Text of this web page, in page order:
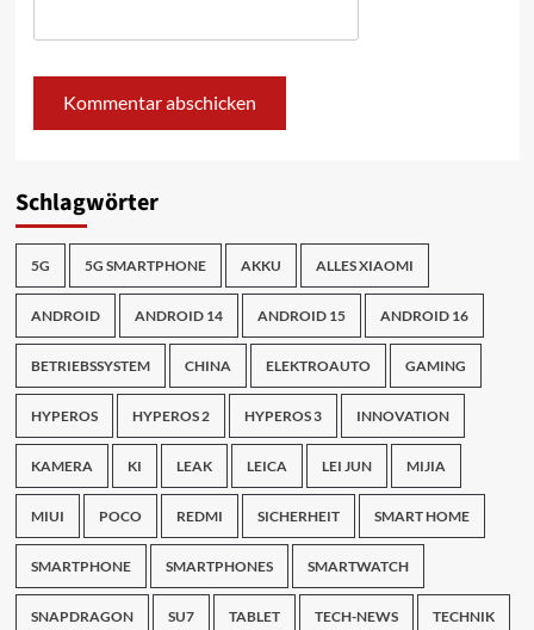
Schlagwörter
5G 5G SMARTPHONE AKKU ALLES XIAOMI
ANDROID ANDROID 14 ANDROID 15 ANDROID 16
BETRIEBSSYSTEM CHINA ELEKTROAUTO GAMING
HYPEROS HYPEROS 2 HYPEROS 3 INNOVATION
KAMERA KI LEAK LEICA LEI JUN MIJIA
MIUI POCO REDMI SICHERHEIT SMART HOME
SMARTPHONE SMARTPHONES SMARTWATCH
SNAPDRAGON SU7 TABLET TECH-NEWS TECHNIK